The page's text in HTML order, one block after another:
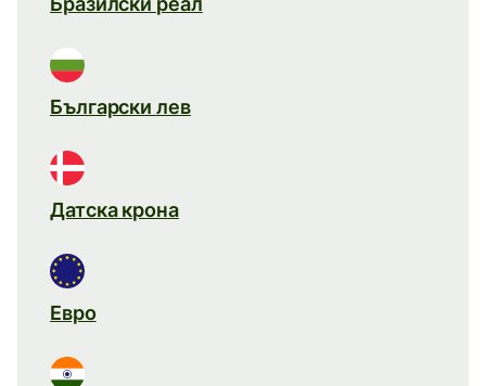
Български лев
Датска крона
Евро